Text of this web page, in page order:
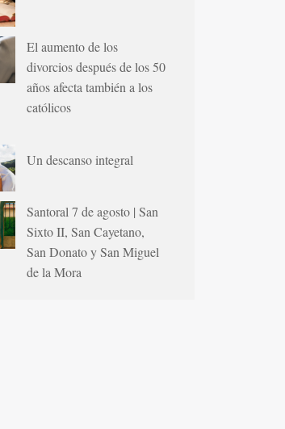
El aumento de los
divorcios después de los 50
años afecta también a los
católicos
Un descanso integral
Santoral 7 de agosto | San
Sixto II, San Cayetano,
San Donato y San Miguel
de la Mora